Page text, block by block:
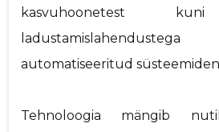
kasvuhoonetest kuni
automatiseeritud
Tehnoloogia mängib